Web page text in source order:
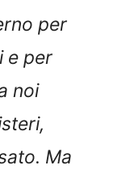
per
e per
noi
Ma